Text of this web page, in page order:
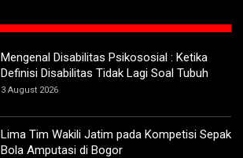
Mengenal Disabilitas Psikososial : Ketika
Definisi Disabilitas Tidak Lagi Soal Tubuh
3 August 2026
Lima Tim Wakili Jatim pada Kompetisi Sepak
Bola Amputasi di Bogor